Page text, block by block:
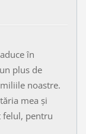
în
plus de
noastre.
mea și
felul, pentru